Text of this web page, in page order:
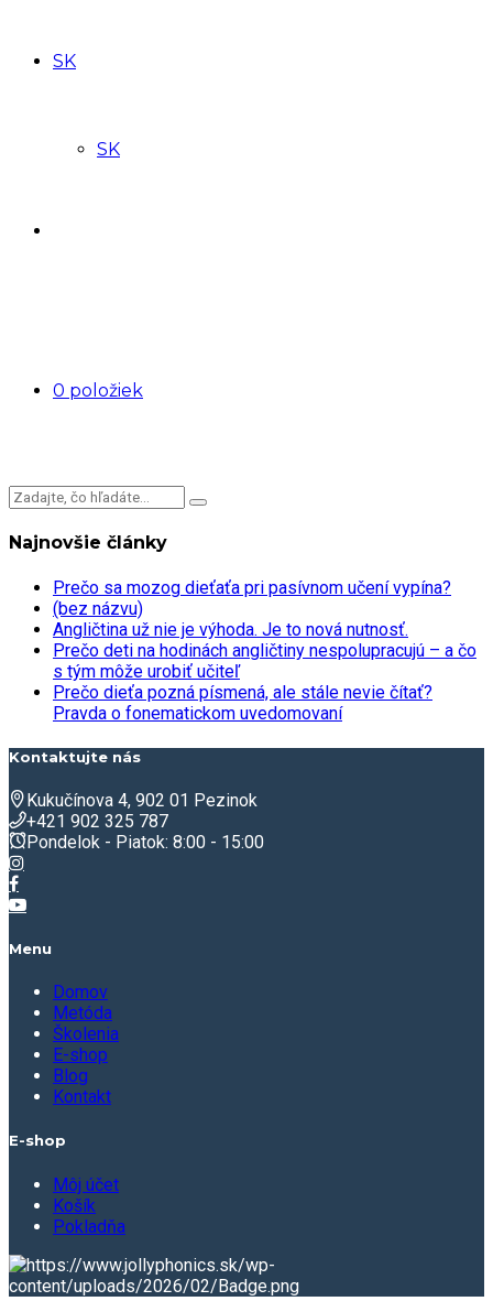
SK
SK
0 položiek
Najnovšie články
Prečo sa mozog dieťaťa pri pasívnom učení vypína?
(bez názvu)
Angličtina už nie je výhoda. Je to nová nutnosť.
Prečo deti na hodinách angličtiny nespolupracujú – a čo
s tým môže urobiť učiteľ
Prečo dieťa pozná písmená, ale stále nevie čítať?
Pravda o fonematickom uvedomovaní
Kontaktujte nás
Kukučínova 4, 902 01 Pezinok
+421 902 325 787
Pondelok - Piatok: 8:00 - 15:00
Menu
Domov
Metóda
Školenia
E-shop
Blog
Kontakt
E-shop
Môj účet
Košík
Pokladňa